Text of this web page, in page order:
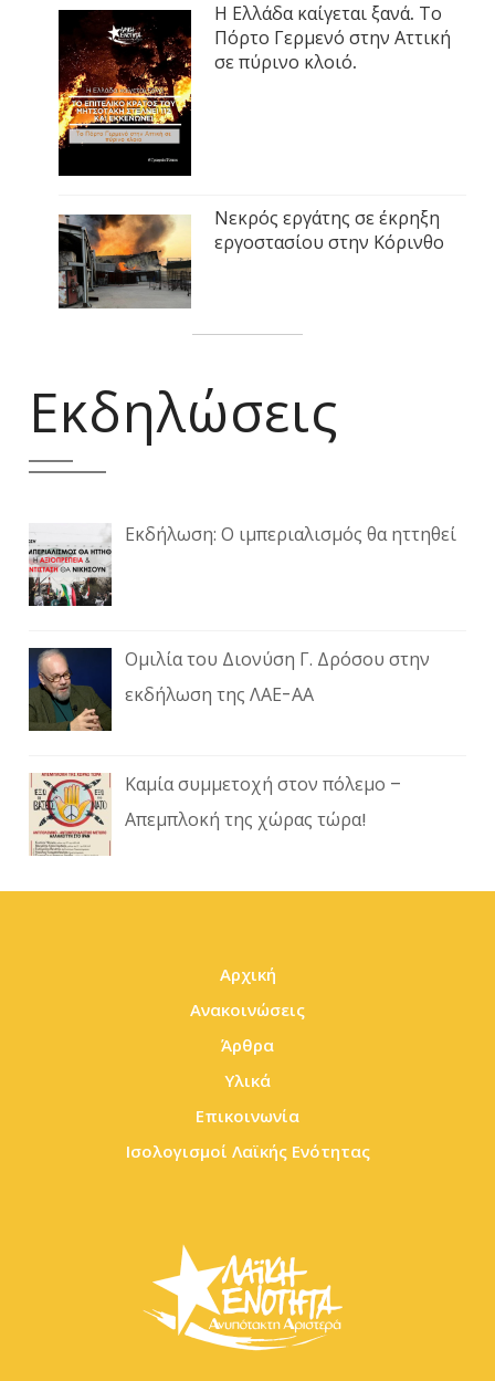
Η Ελλάδα καίγεται ξανά. Το
Πόρτο Γερμενό στην Αττική
σε πύρινο κλοιό.
Νεκρός εργάτης σε έκρηξη
εργοστασίου στην Κόρινθο
Εκδηλώσεις
Εκδήλωση: Ο ιμπεριαλισμός θα ηττηθεί
Ομιλία του Διονύση Γ. Δρόσου στην
εκδήλωση της ΛΑΕ-ΑΑ
Καμία συμμετοχή στον πόλεμο –
Απεμπλοκή της χώρας τώρα!
Αρχική
Ανακοινώσεις
Άρθρα
Υλικά
Επικοινωνία
Ισολογισμοί Λαϊκής Ενότητας